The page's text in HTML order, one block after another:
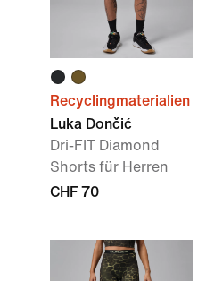
Recyclingmaterialien
Luka Dončić
Dri-FIT Diamond
Shorts für Herren
CHF 70